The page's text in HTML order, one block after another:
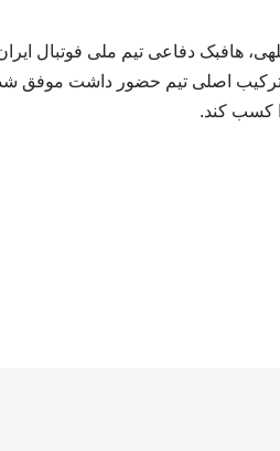
هافبک دفاعی تیم ملی فوتبال
مصر در ترکیب اصلی تیم حضور داشت موفق
کسب کند.